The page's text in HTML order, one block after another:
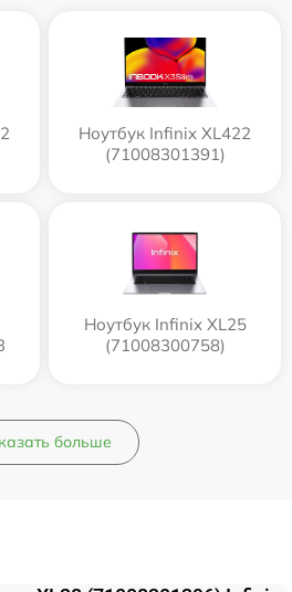
Ноутбук Infinix XL422
(71008301391)
Ноутбук Infinix XL25
(71008300758)
больше